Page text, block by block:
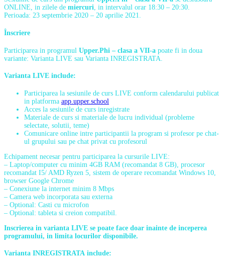
ONLINE, in zilele de miercuri, in intervalul orar 18:30 – 20:30.
Perioada: 23 septembrie 2020 – 20 aprilie 2021.
Înscriere
Participarea in programul Upper.Phi – clasa a VII-a poate fi in doua
variante: Varianta LIVE sau Varianta INREGISTRATA.
Varianta LIVE include:
Participarea la sesiunile de curs LIVE conform calendarului publicat
in platforma app.upper.school
Acces la sesiunile de curs inregistrate
Materiale de curs si materiale de lucru individual (probleme
selectate, solutii, teme)
Comunicare online intre participantii la program si profesor pe chat-
ul grupului sau pe chat privat cu profesorul
Echipament necesar pentru participarea la cursurile LIVE:
– Laptop/computer cu minim 4GB RAM (recomandat 8 GB), procesor
recomandat I5/ AMD Ryzen 5, sistem de operare recomandat Windows 10,
browser Google Chrome
– Conexiune la internet minim 8 Mbps
– Camera web incorporata sau externa
– Optional: Casti cu microfon
– Optional: tableta si creion compatibil.
Inscrierea in varianta LIVE se poate face doar inainte de inceperea
programului, in limita locurilor disponibile.
Varianta INREGISTRATA include: